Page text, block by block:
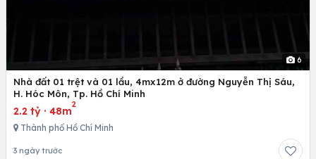
6
Nhà đất 01 trệt và 01 lầu, 4mx12m ở đường Nguyễn Thị Sáu,
H. Hóc Môn, Tp. Hồ Chí Minh
2.2 tỷ · 48m
2
Thành phố Hồ Chí Minh
3 ngày trước